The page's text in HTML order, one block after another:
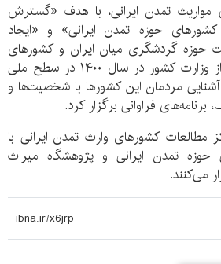
مواریث تمدن ایرانی، با هدف «گسترش
حوزه تمدن ایرانی» و «ایجاد
حوزه گردشگری میان ایران و کشورهای
این حوزه» با اخذ مجوز از وزارت کشور در سال ۱۴۰۰ در سطح ملی
مردمان این کشورها با شخصیت‌ها و
فراوانی برگزار کرد.
کشورهای وارث تمدن ایرانی با
حوزه تمدن ایرانی و پژوهشگاه میراث
می‌کنند.